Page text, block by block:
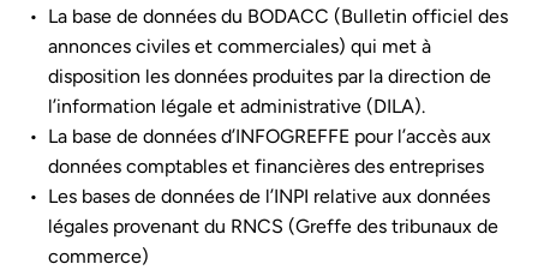
La base de données du BODACC (Bulletin officiel des
annonces civiles et commerciales) qui met à
disposition les données produites par la direction de
l’information légale et administrative (DILA).
La base de données d’INFOGREFFE pour l’accès aux
données comptables et financières des entreprises
Les bases de données de l’INPI relative aux données
légales provenant du RNCS (Greffe des tribunaux de
commerce)